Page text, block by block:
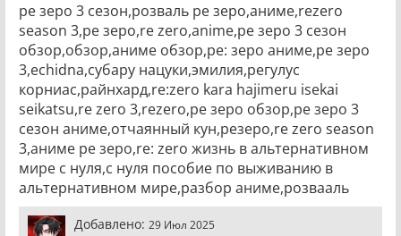
ре зеро 3 сезон,розваль ре зеро,аниме,rezero
season 3,ре зеро,re zero,anime,ре зеро 3 сезон
обзор,обзор,аниме обзор,ре: зеро аниме,ре зеро
3,echidna,субару нацуки,эмилия,регулус
корниас,райнхард,re:zero kara hajimeru isekai
seikatsu,re zero 3,rezero,ре зеро обзор,ре зеро 3
сезон аниме,отчаянный кун,резеро,re zero season
3,аниме ре зеро,re: zero жизнь в альтернативном
мире с нуля,с нуля пособие по выживанию в
альтернативном мире,разбор аниме,розвааль
Добавлено: 29 Июл 2025